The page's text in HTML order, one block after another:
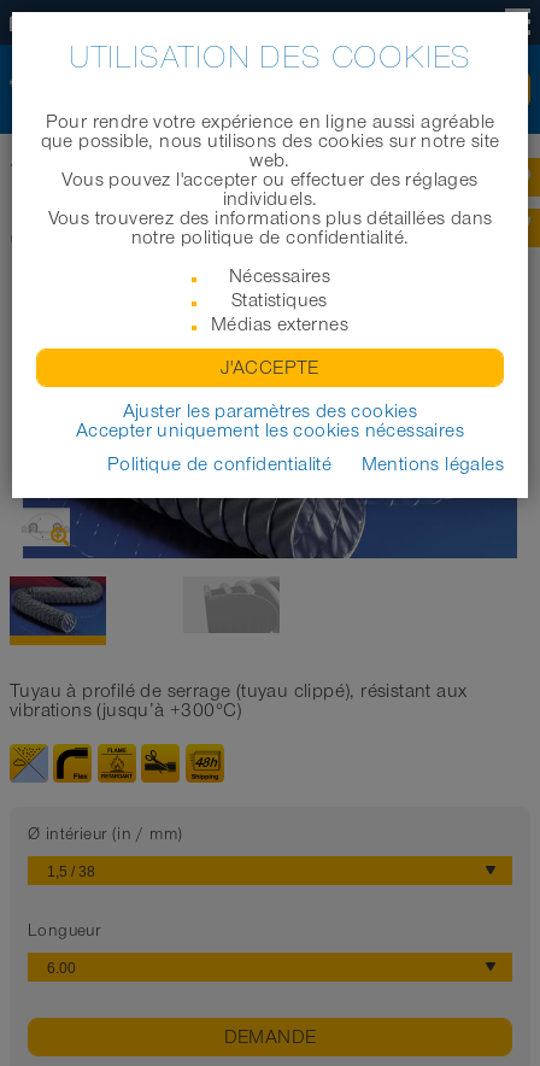
Tuyaux industriels |
CP ARAMID 461
Tuyau à profilé de serrage (tuyau clippé), résistant aux
vibrations (jusqu’à +300°C)
Ø intérieur (in / mm)
Longueur
DEMANDE
UTILISATION DES COOKIES
Pour rendre votre expérience en ligne aussi agréable
que possible, nous utilisons des cookies sur notre site
web.
Vous pouvez l'accepter ou effectuer des réglages
individuels.
Vous trouverez des informations plus détaillées dans
notre politique de confidentialité.
Nécessaires
Statistiques
Médias externes
J'ACCEPTE
Ajuster les paramètres des cookies
Accepter uniquement les cookies nécessaires
Politique de confidentialité
Mentions légales